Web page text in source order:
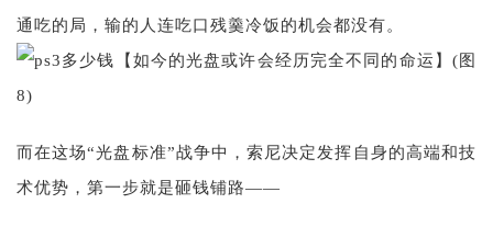
通吃的局，输的人连吃口残羹冷饭的机会都没有。
而在这场“光盘标准”战争中，索尼决定发挥自身的高端和技
术优势，第一步就是砸钱铺路——